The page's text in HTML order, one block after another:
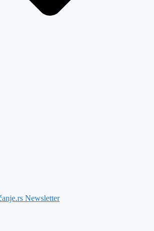
Newsletter